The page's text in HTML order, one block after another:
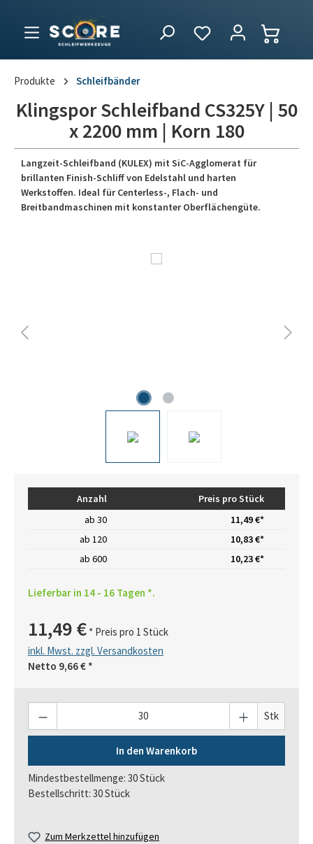
Produkte Schleifbänder
Klingspor Schleifband CS325Y | 50
x 2200 mm | Korn 180
Langzeit-Schleifband (KULEX) mit SiC-Agglomerat für
brillanten Finish-Schliff von Edelstahl und harten
Werkstoffen. Ideal für Centerless-, Flach- und
Breitbandmaschinen mit konstanter Oberflächengüte.
Anzahl
Preis pro Stück
ab 30
11,49 €*
ab 120
10,83 €*
ab 600 10,23 €*
Lieferbar in 14 - 16 Tagen *.
11,49 € * Preis pro 1 Stück
inkl. Mwst. zzgl. Versandkosten
Netto 9,66 € *
Stk
In den Warenkorb
Mindestbestellmenge: 30 Stück
Bestellschritt: 30 Stück
Zum Merkzettel hinzufügen